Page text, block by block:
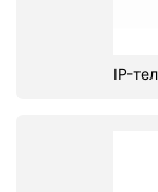
IP-